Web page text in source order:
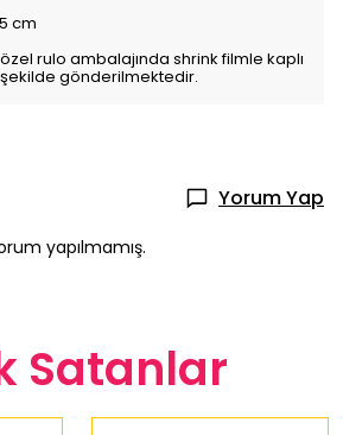
cm
rulo ambalajında shrink filmle kaplı
gönderilmektedir.
Yorum Yap
yapılmamış.
Satanlar